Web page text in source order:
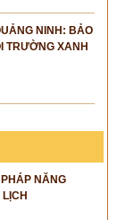
NINH: BẢO
TRƯỜNG XANH
NĂNG